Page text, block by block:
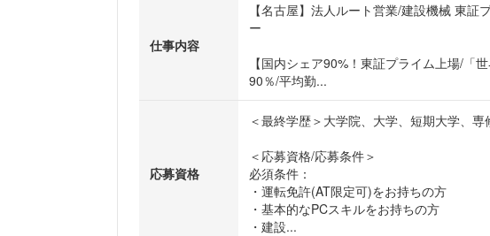
仕事内容
【名古屋】法人ルート営業/建設機械 東
ー
【国内シェア90%！東証プライム上場/「
90％/平均勤...
応募資格
＜最終学歴＞大学院、大学、短期大学、
＜応募資格/応募条件＞
必須条件：
・運転免許(AT限定可)をお持ちの方
・基本的なPCスキルをお持ちの方
・建設...